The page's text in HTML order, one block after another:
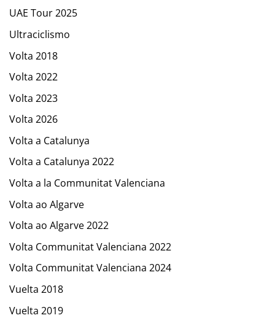
UAE Tour 2025
Ultraciclismo
Volta 2018
Volta 2022
Volta 2023
Volta 2026
Volta a Catalunya
Volta a Catalunya 2022
Volta a la Communitat Valenciana
Volta ao Algarve
Volta ao Algarve 2022
Volta Communitat Valenciana 2022
Volta Communitat Valenciana 2024
Vuelta 2018
Vuelta 2019